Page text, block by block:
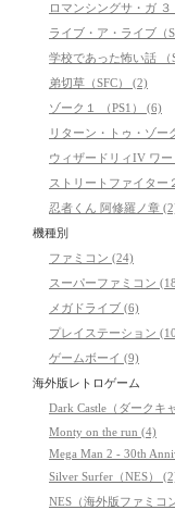
ロマンシングサ・ガ ３
ライブ・ア・ライブ（
学校であった怖い話 （
弟切草（SFC） (2)
ゾーク１ （PS1） (6)
リターン・トゥ・ゾー
ウィザードリィIV ワ
ストリートファイター
忍者くん 阿修羅ノ章
機種別
ファミコン (24)
スーパーファミコン
メガドライブ (6)
プレイステーション
ゲームボーイ (9)
海外版レトロゲーム
Dark Castle（ダークキ
Monty on the run (4)
Mega Man 2 - 30th
Silver Surfer（NES）
NES（海外版ファミコ